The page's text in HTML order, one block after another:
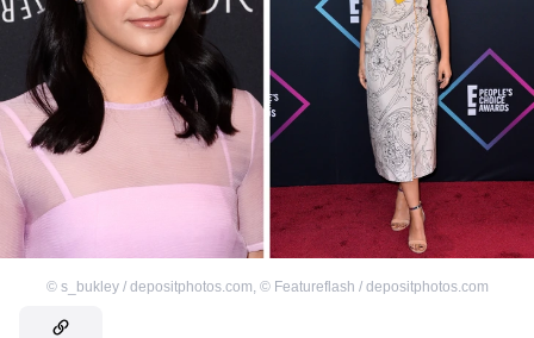
© s_bukley / depositphotos.com, © Featureflash / depositphotos.com